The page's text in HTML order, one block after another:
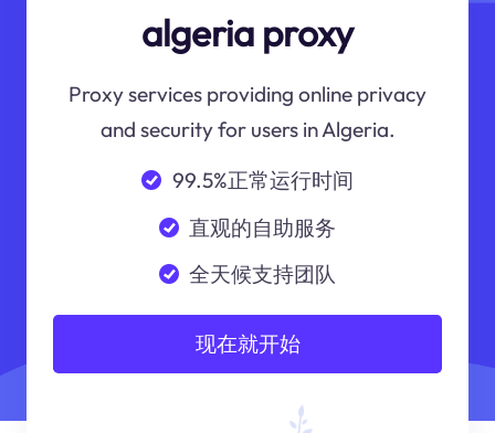
algeria proxy
Proxy services providing online privacy
and security for users in Algeria.
99.5%正常运行时间
直观的自助服务
全天候支持团队
现在就开始